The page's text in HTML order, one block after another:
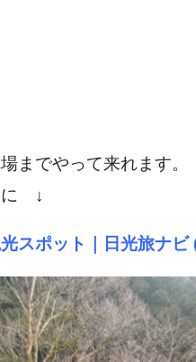
場までやって来れま
に ↓
スポット｜日光旅ナ